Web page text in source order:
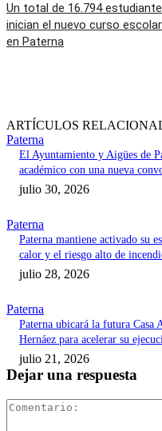
Un total de 16.794
inician el nuevo curso escolar
en Paterna
ARTÍCULOS
Paterna
El Ayuntamiento y Aigües de
académico con una nueva
julio 30, 2026
Paterna
Paterna mantiene activado su
calor y el riesgo alto de
julio 28, 2026
Paterna
Paterna ubicará la futura Casa
Hernáez para acelerar su
julio 21, 2026
Dejar una respuesta